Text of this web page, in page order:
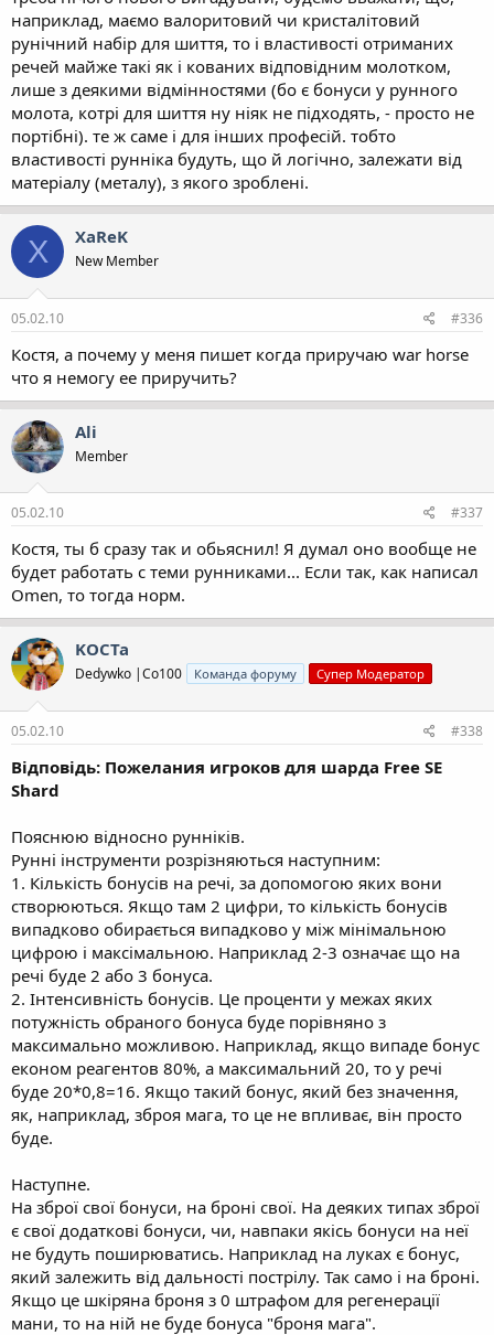
наприклад, маємо валоритовий чи кристалітовий
рунічний набір для шиття, то і властивості отриманих
речей майже такі як і кованих відповідним молотком,
лише з деякими відмінностями (бо є бонуси у рунного
молота, котрі для шиття ну ніяк не підходять, - просто не
портібні). те ж саме і для інших професій. тобто
властивості рунніка будуть, що й логічно, залежати від
матеріалу (металу), з якого зроблені.
X XaReK
New Member
05.02.10 #336
Костя, а почему у меня пишет когда приручаю war horse
что я немогу ее приручить?
Ali
Member
05.02.10 #337
Костя, ты б сразу так и обьяснил! Я думал оно вообще не
будет работать с теми рунниками... Если так, как написал
Оmen, то тогда норм.
KOCTa
Dedywkо |Co100 Команда форуму Супер Модератор
05.02.10 #338
Відповідь: Пожелания игроков для шарда Free SE
Shard
Пояснюю відносно рунніків.
Рунні інструменти розрізняються наступним:
1. Кількість бонусів на речі, за допомогою яких вони
створюються. Якщо там 2 цифри, то кількість бонусів
випадково обирається випадково у між мінімальною
цифрою і максімальною. Наприклад 2-3 означає що на
речі буде 2 або 3 бонуса.
2. Інтенсивність бонусів. Це проценти у межах яких
потужність обраного бонуса буде порівняно з
максимально можливою. Наприклад, якщо випаде бонус
економ реагентов 80%, а максимальний 20, то у речі
буде 20*0,8=16. Якщо такий бонус, який без значення,
як, наприклад, зброя мага, то це не впливає, він просто
буде.
Наступне.
На зброї свої бонуси, на броні свої. На деяких типах зброї
є свої додаткові бонуси, чи, навпаки якісь бонуси на неї
не будуть поширюватись. Наприклад на луках є бонус,
який залежить від дальності пострілу. Так само і на броні.
Якщо це шкіряна броня з 0 штрафом для регенерації
мани, то на ній не буде бонуса "броня мага".